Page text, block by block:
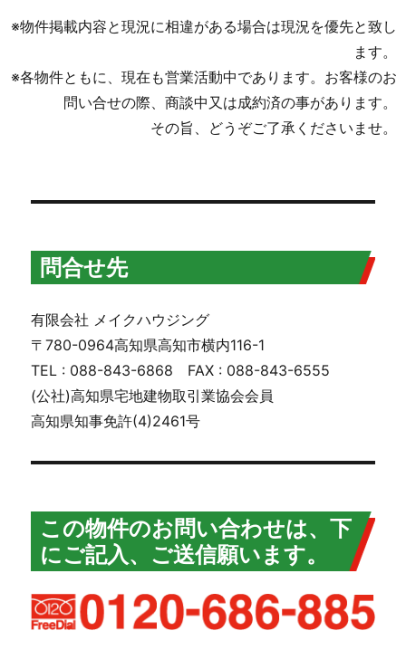
※物件掲載内容と現況に相違がある場合は現況を優先と致し
ます。
※各物件ともに、現在も営業活動中であります。お客様のお
問い合せの際、商談中又は成約済の事があります。
その旨、どうぞご了承くださいませ。
問合せ先
有限会社 メイクハウジング
〒780-0964高知県高知市横内116-1
TEL : 088-843-6868 FAX : 088-843-6555
(公社)高知県宅地建物取引業協会会員
高知県知事免許(4)2461号
この物件のお問い合わせは、下
にご記入、ご送信願います。